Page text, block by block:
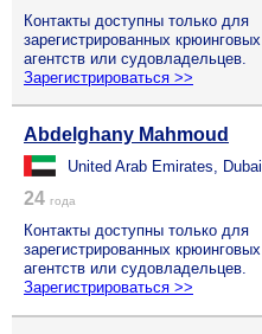
Контакты доступны только для
зарегистрированных крюинговых
агентств или судовладельцев.
Зарегистрироваться >>
Abdelghany Mahmoud
United Arab Emirates, Dubai
24 года
Контакты доступны только для
зарегистрированных крюинговых
агентств или судовладельцев.
Зарегистрироваться >>